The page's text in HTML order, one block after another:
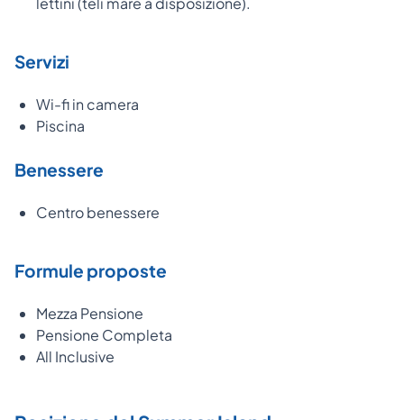
Servizi
Wi-fi in camera
Piscina
Benessere
Centro benessere
Formule proposte
Mezza Pensione
Pensione Completa
All Inclusive